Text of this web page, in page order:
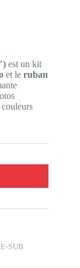
est un kit
et le ruban
SUB